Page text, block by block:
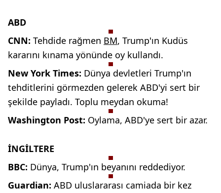
ABD
CNN: Tehdide rağmen BM, Trump'ın Kudüs
kararını kınama yönünde oy kullandı.
New York Times: Dünya devletleri Trump'ın
tehditlerini görmezden gelerek ABD'yi sert bir
şekilde payladı. Toplu meydan okuma!
Washington Post: Oylama, ABD'ye sert bir azar.
İNGİLTERE
BBC: Dünya, Trump'ın beyanını reddediyor.
Guardian: ABD uluslararası camiada bir kez